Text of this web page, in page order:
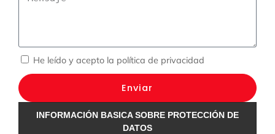
He leído y acepto la política de privacidad
Enviar
INFORMACIÓN BASICA SOBRE PROTECCIÓN DE
DATOS